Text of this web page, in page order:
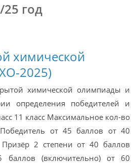
год
химической
2025)
химической олимпиады и
определения победителей и
11 класс Максимальное кол-во
от 45 баллов от 40
2 степени от 40 баллов
баллов (включительно) от 60